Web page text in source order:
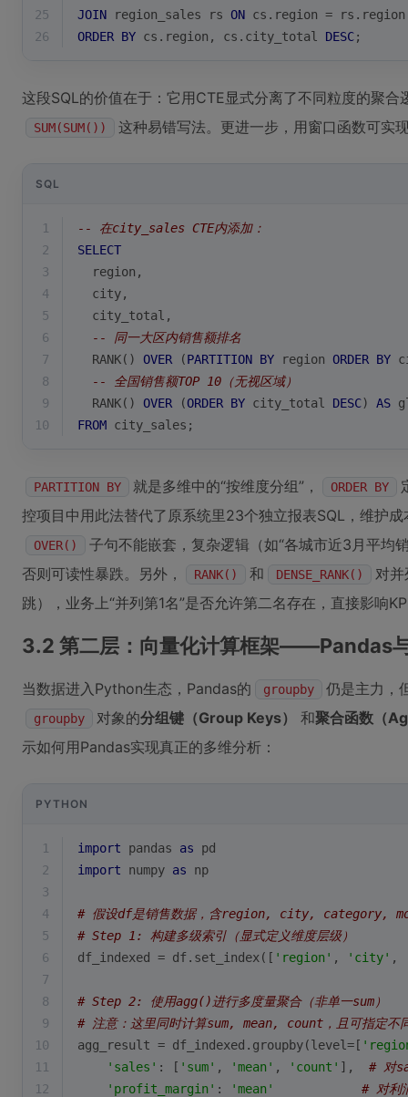
25 JOIN region_sales rs ON cs.region = rs.region
26
ORDER BY cs.region, cs.city_total DESC;
这段SQL的价值在于：它用CTE显式分离了不同粒度的聚合
SUM(SUM()) 这种易错写法。更进一步，用窗口函数可实
SQL
1
-- 在city_sales CTE内添加：
2
SELECT
3
  region,
4
  city,
5
  city_total,
6
-- 同一大区内销售额排名
7
RANK() OVER (PARTITION BY region ORDER BY
8
-- 全国销售额TOP 10（无视区域）
9
RANK() OVER (ORDER BY city_total DESC) AS
10
FROM city_sales;
PARTITION BY 就是多维中的“按维度分组”， ORDER BY
控项目中用此法替代了原系统里23个独立报表SQL，维护
OVER()
子句不能嵌套，复杂逻辑（如“各城市近3月平均
否则可读性暴跌。另外，
RANK() 和 DENSE_RANK()
对并
跳），业务上“并列第1名”是否允许第二名存在，直接影响
3.2 第二层：向量化计算框架——Pandas
当数据进入Python生态，Pandas的 groupby 仍是主力，
groupby 对象的分组键（Group Keys） 和聚合函数（
示如何用Pandas实现真正的多维分析：
PYTHON
1 import pandas as pd
2
import numpy as np
3
4
# 假设df是销售数据，含region, city, category,
5
# Step 1: 构建多级索引（显式定义维度层级）
6
df_indexed = df.set_index([ 'region' , 'city' ,
7
8
# Step 2: 使用agg()进行多度量聚合（非单一sum）
9
# 注意：这里同时计算sum, mean, count，且可指定不
10
agg_result = df_indexed.groupby(level=[
11
'sales' : [ 'sum' , 'mean' , 'count' ], # 对
12
'profit_margin' : 'mean'
# 对利